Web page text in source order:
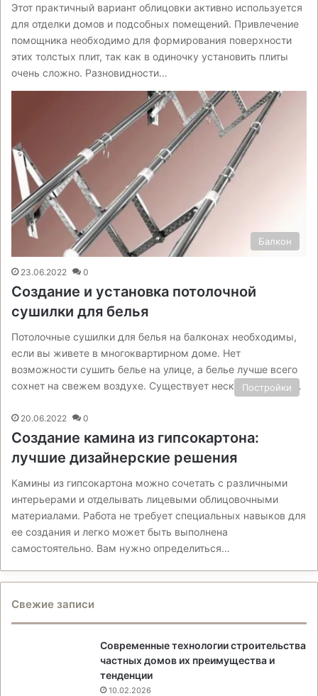
Этот практичный вариант облицовки активно используется
для отделки домов и подсобных помещений. Привлечение
помощника необходимо для формирования поверхности
этих толстых плит, так как в одиночку установить плиты
очень сложно. Разновидности…
Балкон
23.06.2022 0
Создание и установка потолочной
сушилки для белья
Потолочные сушилки для белья на балконах необходимы,
если вы живете в многоквартирном доме. Нет
возможности сушить белье на улице, а белье лучше всего
сохнет на свежем воздухе. Существует несколько типов…
Постройки
20.06.2022 0
Создание камина из гипсокартона:
лучшие дизайнерские решения
Камины из гипсокартона можно сочетать с различными
интерьерами и отделывать лицевыми облицовочными
материалами. Работа не требует специальных навыков для
ее создания и легко может быть выполнена
самостоятельно. Вам нужно определиться…
Свежие записи
Современные технологии строительства
частных домов их преимущества и
тенденции
10.02.2026